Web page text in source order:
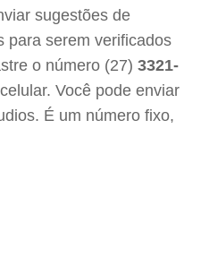
sugestões de
para serem verificados
o número (27) 3321-
Você pode enviar
É um número fixo,